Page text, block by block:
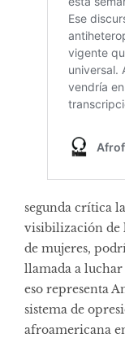
segunda crítica
visibilización de
de mujeres,
llamada a
eso representa
sistema de
afroamericana